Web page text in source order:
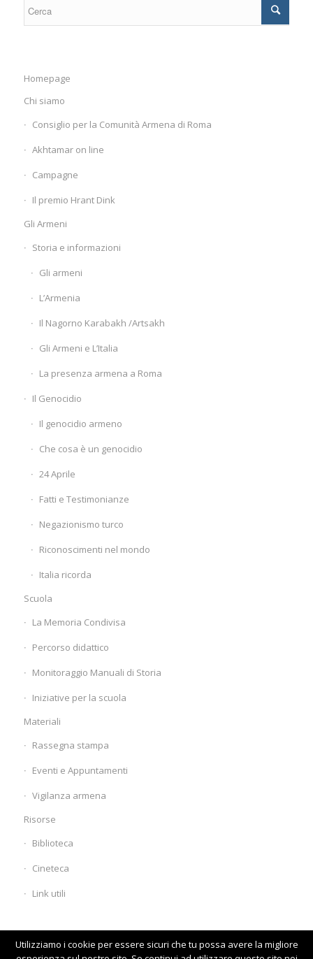
Homepage
Chi siamo
Consiglio per la Comunità Armena di Roma
Akhtamar on line
Campagne
Il premio Hrant Dink
Gli Armeni
Storia e informazioni
Gli armeni
L’Armenia
Il Nagorno Karabakh /Artsakh
Gli Armeni e L’Italia
La presenza armena a Roma
Il Genocidio
Il genocidio armeno
Che cosa è un genocidio
24 Aprile
Fatti e Testimonianze
Negazionismo turco
Riconoscimenti nel mondo
Italia ricorda
Scuola
La Memoria Condivisa
Percorso didattico
Monitoraggio Manuali di Storia
Iniziative per la scuola
Materiali
Rassegna stampa
Eventi e Appuntamenti
Vigilanza armena
Risorse
Biblioteca
Cineteca
Link utili
Utilizziamo i cookie per essere sicuri che tu possa avere la migliore